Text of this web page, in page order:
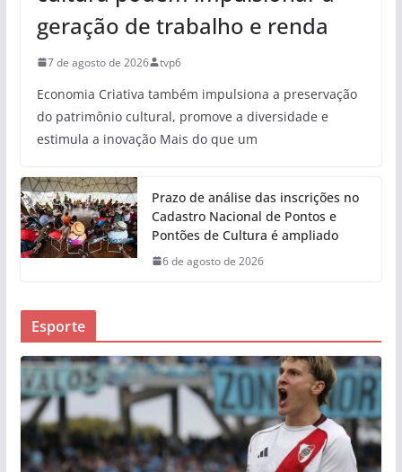
geração de trabalho e renda
7 de agosto de 2026 tvp6
Economia Criativa também impulsiona a preservação
do patrimônio cultural, promove a diversidade e
estimula a inovação Mais do que um
Prazo de análise das inscrições no
Cadastro Nacional de Pontos e
Pontões de Cultura é ampliado
6 de agosto de 2026
Esporte